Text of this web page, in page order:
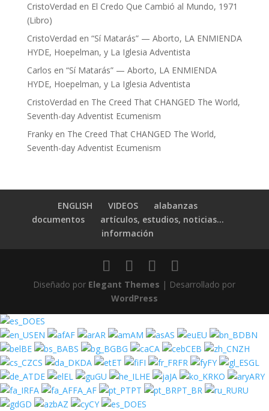
CristoVerdad en El Credo Que Cambió al Mundo, 1971
(Libro)
CristoVerdad en “Sí Matarás” — Aborto, LA ENMIENDA
HYDE, Hoepelman, y La Iglesia Adventista
Carlos en “Sí Matarás” — Aborto, LA ENMIENDA
HYDE, Hoepelman, y La Iglesia Adventista
CristoVerdad en The Creed That CHANGED The World,
Seventh-day Adventist Ecumenism
Frankyen The Creed That CHANGED The World,
Seventh-day Adventist Ecumenism
ENGLISH VIDEOS
alabanzas
documentos
artículos, estudios, noticias…
información
Diseñado por Elegant Themes | Desarrollado por
WordPress
ES
EN
AF AR AM AS EU
BN
BE
BS BG CA CEB
ZH
CS
DA ET FI FR FY
GL
DE
EL GU HE JA KO
ARY
FA
FA_AF PT PT_BR
RU
GD
AZ CY ES